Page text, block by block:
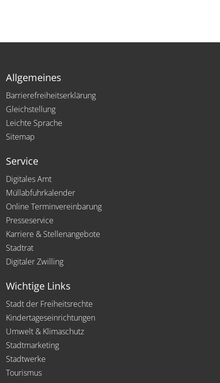
Allgemeines
Barrierefreiheitserklärung
Gleichstellung
Leichte Sprache
Sitemap
Service
Digitales Amt
Müllabfuhrkalender
Online Terminvereinbarung
Presseservice
Karriere & Stellenangebote
Stadtrat
Digitaler Zwilling
Wichtige Links
Stadt der Freiheitsrechte
Kindertageseinrichtungen
Umwelt & Klimaschutz
Stadtmarketing
Stadtwerke
Tourismus